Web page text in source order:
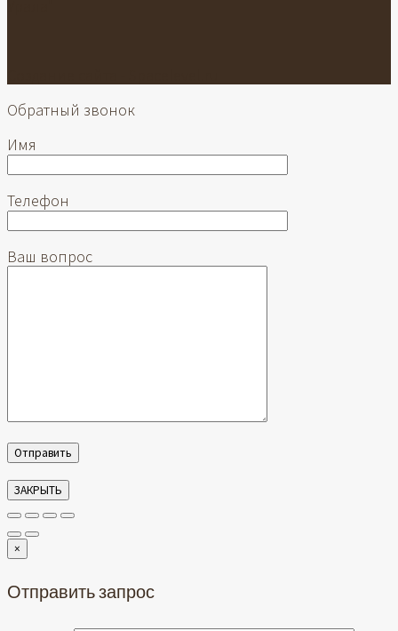
Обратный звонок
Имя
Телефон
Ваш вопрос
ЗАКРЫТЬ
×
Отправить запрос